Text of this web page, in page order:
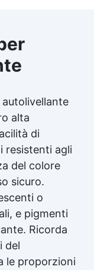
alta
di
resistenti agli
del colore
sicuro.
o
e pigmenti
Ricorda
del
le proporzioni